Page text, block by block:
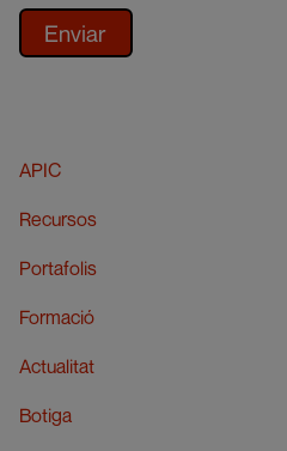
APIC
Recursos
Portafolis
Formació
Actualitat
Botiga